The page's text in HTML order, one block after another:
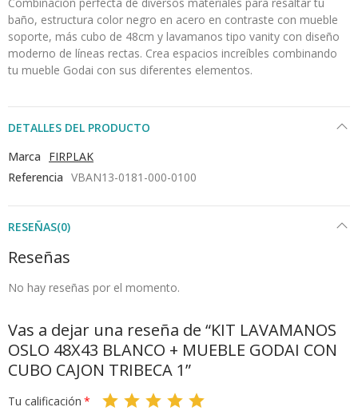
baño, estructura color negro en acero en contraste con mueble
soporte, más cubo de 48cm y lavamanos tipo vanity con diseño
moderno de líneas rectas. Crea espacios increíbles combinando
tu mueble Godai con sus diferentes elementos.
DETALLES DEL PRODUCTO
Marca
FIRPLAK
Referencia VBAN13-0181-000-0100
RESEÑAS(0)
Reseñas
No hay reseñas por el momento.
Vas a dejar una reseña de “KIT LAVAMANOS
OSLO 48X43 BLANCO + MUEBLE GODAI CON
CUBO CAJON TRIBECA 1”
Tu calificación